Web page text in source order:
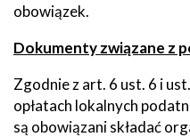
obowiązek.
Dokumenty związane z
Zgodnie z art. 6 ust. 6 i
opłatach lokalnych
są obowiązani składać